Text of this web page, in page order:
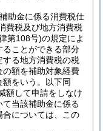
助金に係る消費税仕
費税及び地方消費税
第108号)の規定によ
ることができる部分
る地方消費税の税
額を補助対象経費
をいう。以下同
額して申請をしなけ
当該補助金に係る
については、この